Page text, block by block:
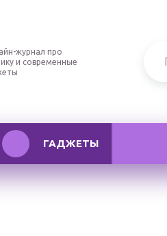
журнал про
и современные
ГАДЖЕТЫ